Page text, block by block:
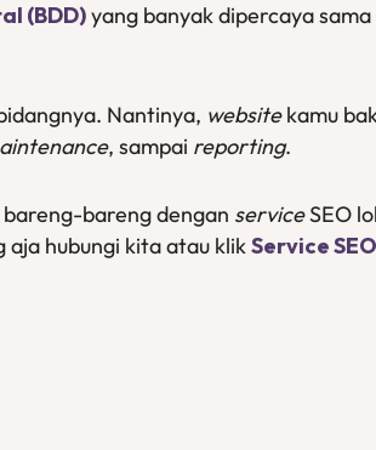
(BDD)yang banyak dipercaya
Nantinya, websitekamu
, sampai reporting.
bareng-bareng dengan serviceSEO
aja hubungi kita atau klikService